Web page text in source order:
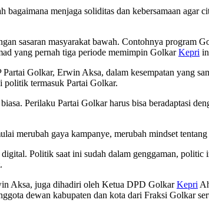
menjaga soliditas dan kebersamaan
sasaran masyarakat bawah. Contohnya program
yang pernah tiga periode memimpin GolkarKepri
Golkar, Erwin Aksa, dalam kesempatan yang
politik termasuk Partai Golkar.
Perilaku Partai Golkar harus bisa beradaptasi
merubah gaya kampanye, merubah mindset
Politik saat ini sudah dalam genggaman,
Aksa, juga dihadiri oleh Ketua DPD GolkarKepri
dewan kabupaten dan kota dari Fraksi Golkar